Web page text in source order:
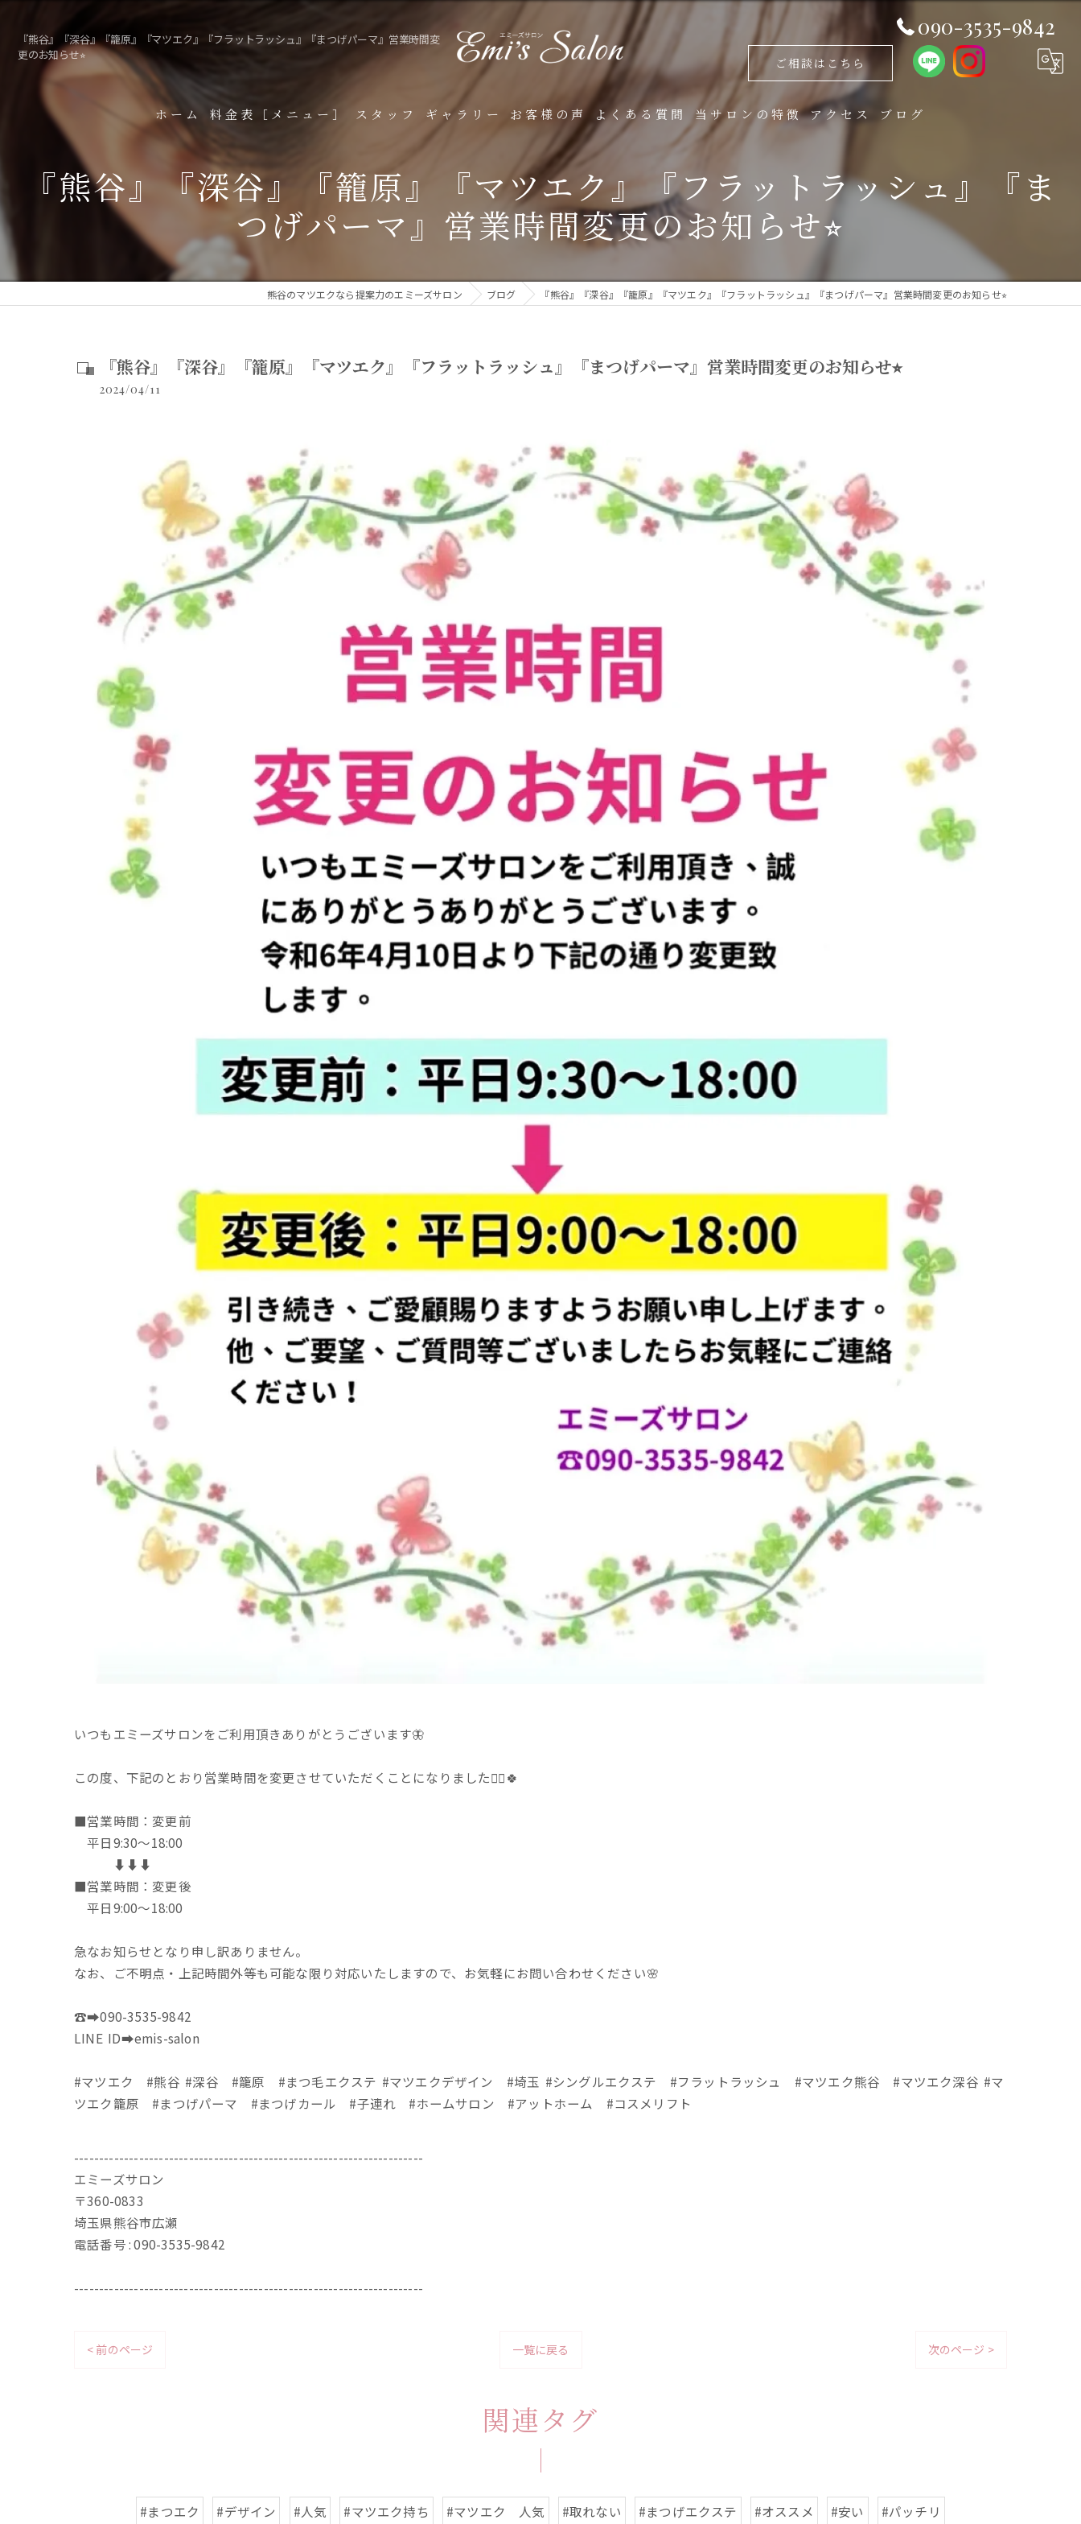
『熊谷』『深谷』『籠原』『マツエク』『フラットラッシュ』『まつげパーマ』営業時間変
更のお知らせ⭐︎
090-3535-9842
ご相談はこちら
ホーム 料金表［メニュー］ スタッフ ギャラリー お客様の声 よくある質問 当サロンの特徴
シングル
ナチュラル
ボリュームラッシュ
アクセス ブログ
『熊谷』『深谷』『籠原』『マツエク』『フラットラッシュ』『ま
つげパーマ』営業時間変更のお知らせ⭐︎
熊谷のマツエクなら提案力のエミーズサロン ブログ 『熊谷』『深谷』『籠原』『マツエク』『フラットラッシュ』『まつげパーマ』営業時間変更のお知らせ⭐︎
『熊谷』『深谷』『籠原』『マツエク』『フラットラッシュ』『まつげパーマ』営業時間変更のお知らせ⭐︎
2024/04/11
いつもエミーズサロンをご利用頂きありがとうございます🦋
この度、下記のとおり営業時間を変更させていただくことになりました🙇‍♀️🍀
■営業時間：変更前
平日9:30～18:00
⬇︎⬇︎⬇︎
■営業時間：変更後
平日9:00〜18:00
急なお知らせとなり申し訳ありません。
なお、ご不明点・上記時間外等も可能な限り対応いたしますので、お気軽にお問い合わせください🌸
☎️➡︎090-3535-9842
LINE ID➡︎emis-salon
#マツエク #熊谷 #深谷 #籠原 #まつ毛エクステ #マツエクデザイン #埼玉 #シングルエクステ #フラットラッシュ #マツエク熊谷 #マツエク深谷 #マ
ツエク籠原 #まつげパーマ #まつげカール #子連れ #ホームサロン #アットホーム #コスメリフト
----------------------------------------------------------------------
エミーズサロン
〒360-0833
埼玉県熊谷市広瀬
電話番号 : 090-3535-9842
----------------------------------------------------------------------
< 前のページ 一覧に戻る 次のページ >
関連タグ
#まつエク #デザイン #人気 #マツエク持ち #マツエク 人気 #取れない #まつげエクステ #オススメ #安い
#パッチリ